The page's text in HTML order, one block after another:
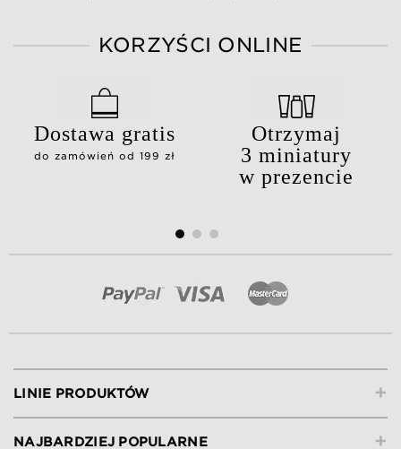
KORZYŚCI ONLINE
Dostawa gratis
do zamówień od 199 zł
Otrzymaj
3 miniatury
w prezencie
+
LINIE PRODUKTÓW
+
NAJBARDZIEJ POPULARNE